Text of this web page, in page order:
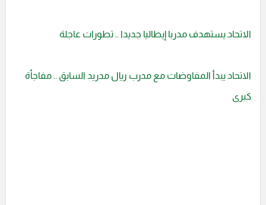
الاتحاد يستهدف مدربا إيطاليا جديدا .. تطورات عاجلة
الاتحاد يبدأ المفاوضات مع مدرب ريال مدريد السابق .. مفاجأة
كبرى